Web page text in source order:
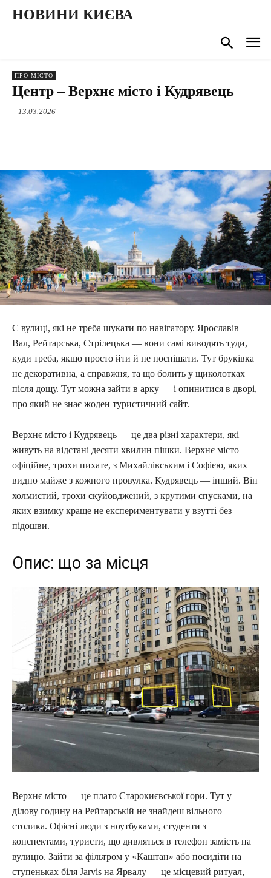
НОВИНИ КИЄВА
ПРО МІСТО
Центр – Верхнє місто і Кудрявець
13.03.2026
Є вулиці, які не треба шукати по навігатору. Ярославів
Вал, Рейтарська, Стрілецька — вони самі виводять туди,
куди треба, якщо просто йти й не поспішати. Тут бруківка
не декоративна, а справжня, та що болить у щиколотках
після дощу. Тут можна зайти в арку — і опинитися в дворі,
про який не знає жоден туристичний сайт.
Верхнє місто і Кудрявець — це два різні характери, які
живуть на відстані десяти хвилин пішки. Верхнє місто —
офіційне, трохи пихате, з Михайлівським і Софією, яких
видно майже з кожного провулка. Кудрявець — інший. Він
холмистий, трохи скуйовджений, з крутими спусками, на
яких взимку краще не експериментувати у взутті без
підошви.
Опис: що за місця
Верхнє місто — це плато Старокиєвської гори. Тут у
ділову годину на Рейтарській не знайдеш вільного
столика. Офісні люди з ноутбуками, студенти з
конспектами, туристи, що дивляться в телефон замість на
вулицю. Зайти за фільтром у «Каштан» або посидіти на
ступеньках біля Jarvis на Ярвалу — це місцевий ритуал,